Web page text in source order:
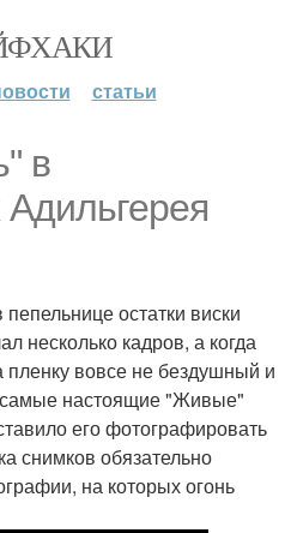
статьи
в
остатки виски
несколько кадров, а когда
пленку вовсе не бездушный и
самые настоящие "Живые"
его фотографировать
снимков обязательно
на которых огонь